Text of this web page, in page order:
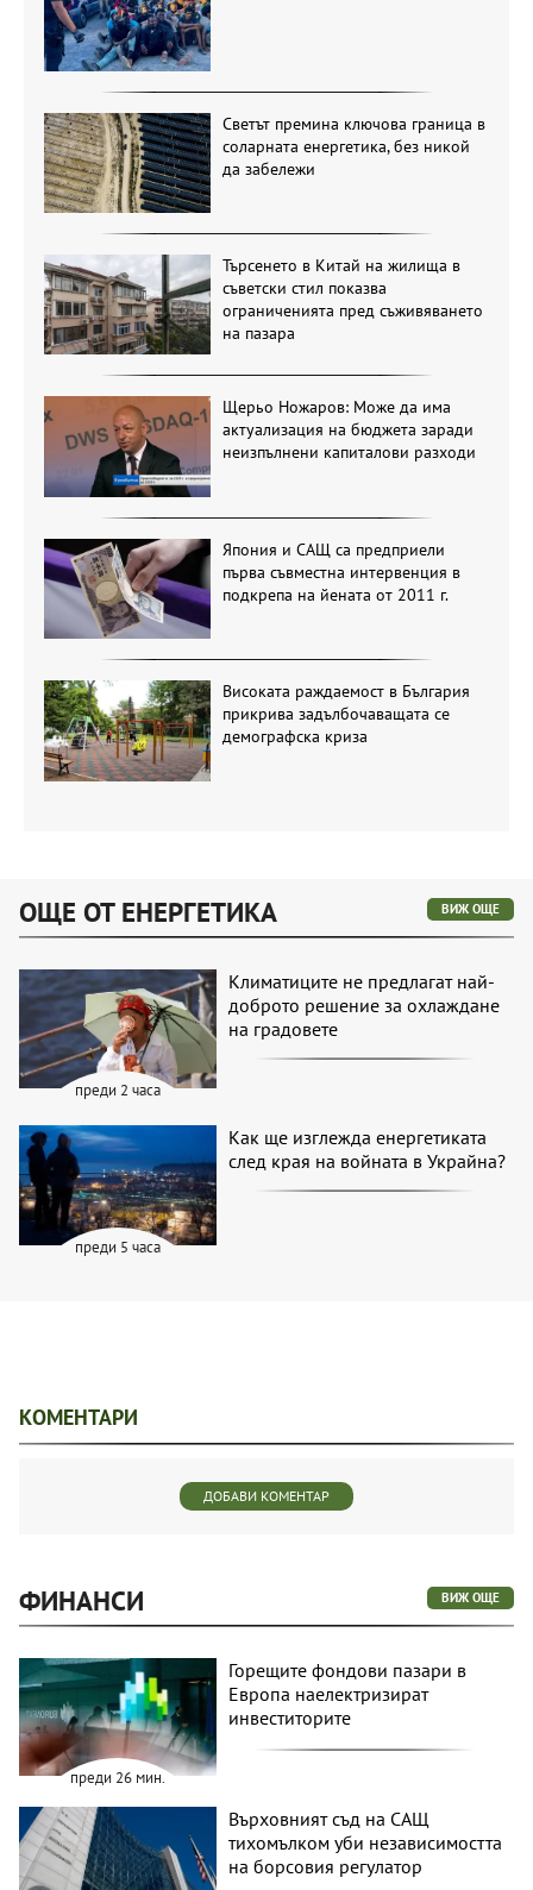
Светът премина ключова граница в
соларната енергетика, без никой
да забележи
Търсенето в Китай на жилища в
съветски стил показва
ограниченията пред съживяването
на пазара
Щерьо Ножаров: Може да има
актуализация на бюджета заради
неизпълнени капиталови разходи
Япония и САЩ са предприели
първа съвместна интервенция в
подкрепа на йената от 2011 г.
Високата раждаемост в България
прикрива задълбочаващата се
демографска криза
ОЩЕ ОТ ЕНЕРГЕТИКА ВИЖ ОЩЕ
преди 2 часа
Климатиците не предлагат най-
доброто решение за охлаждане
на градовете
преди 5 часа
Как ще изглежда енергетиката
след края на войната в Украйна?
КОМЕНТАРИ
ДОБАВИ КОМЕНТАР
ФИНАНСИ ВИЖ ОЩЕ
преди 26 мин.
Горещите фондови пазари в
Европа наелектризират
инвеститорите
Върховният съд на САЩ
тихомълком уби независимостта
на борсовия регулатор